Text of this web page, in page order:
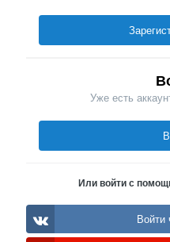
Уже есть
Или войти с
Войти